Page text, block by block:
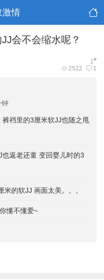
激情
会不会缩水呢？
1#
2522 1
裆里的3厘米软JJ也随之甩
返老还童 变回婴儿时的3
的软JJ 画面太美。。。
懂不懂爱~